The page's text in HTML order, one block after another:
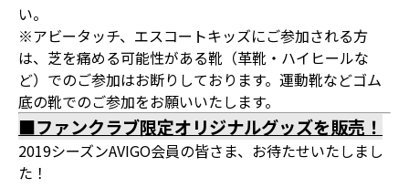
い。
※アビータッチ、エスコートキッズにご参加される方
は、芝を痛める可能性がある靴（革靴・ハイヒールな
ど）でのご参加はお断りしております。運動靴などゴム
底の靴でのご参加をお願いいたします。
■ファンクラブ限定オリジナルグッズを販売！
2019シーズンAVIGO会員の皆さま、お待たせいたしまし
た！